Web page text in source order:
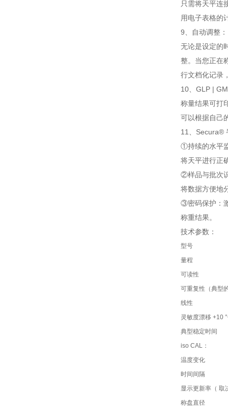
只需将天平连
用电子表格的
9、自动调整：
无论是设定的
整。当您正在
行文档化记录
10、GLP |
称量结果可打
可以根据自己
11、Secura®
①持续的水平
将天平进行正
②样品与批次
将数据方便地
③密码保护：
称重结果。
技术参数：
型号
量程
可读性
可重复性（典型
线性
灵敏度漂移 +10
典型稳定时间
iso CAL：
温度变化
时间间隔
显示更新率（ 取
称盘直径